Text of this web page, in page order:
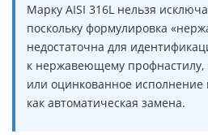
Марку AISI 316L нельзя
поскольку формулировка
недостаточна для
к нержавеющему профнастилу,
или оцинкованное исполнение
как автоматическая замена.